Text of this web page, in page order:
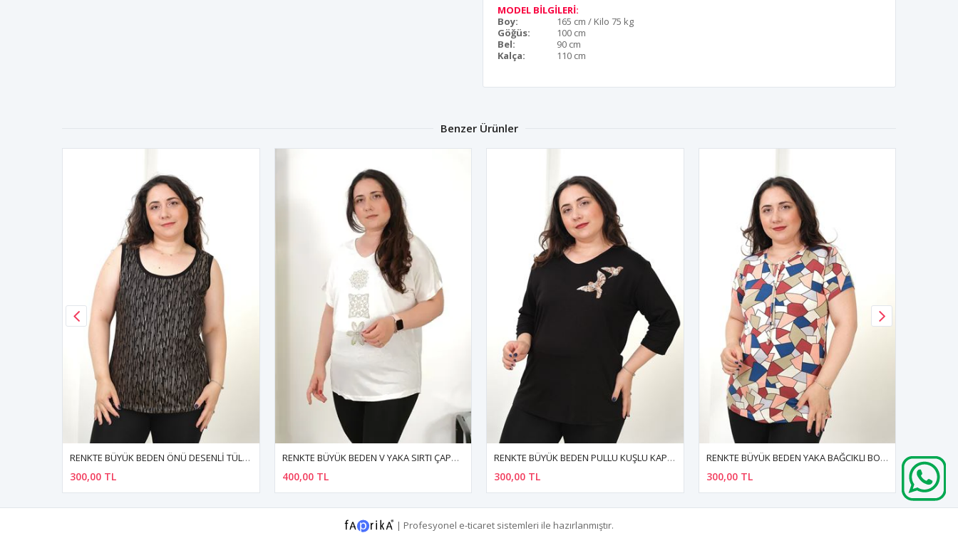
MODEL BİLGİLERİ:
Boy:
165 cm / Kilo 75 kg
Göğüs:
100 cm
Bel:
90 cm
Kalça:
110 cm
Benzer Ürünler
RENKTE BÜYÜK BEDEN V YAKA SIRTI ÇAPRAZ TAŞLI BEYAZ BLUZ
400,00 TL
RENKTE BÜYÜK BEDEN PULLU KUŞLU KAPRİ KOL SİYAH BLUZ
300,00 TL
RENKTE BÜYÜK BEDEN YAKA BAĞCIKLI BONCUKLU DESENLİ BLUZ
300,00 TL
RENKTE BÜYÜK BEDEN AYROBİN FERMUARLI ASKILI İNDİGO BLUZ
400,00 TL 400,00
| Profesyonel e-ticaret sistemleri ile hazırlanmıştır.